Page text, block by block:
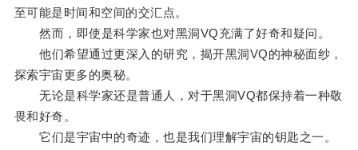
至可能是时间和空间的交汇点。
然而，即使是科学家也对黑洞VQ充满了好奇和疑问。
他们希望通过更深入的研究，揭开黑洞VQ的神秘面纱，
探索宇宙更多的奥秘。
无论是科学家还是普通人，对于黑洞VQ都保持着一种敬
畏和好奇。
它们是宇宙中的奇迹，也是我们理解宇宙的钥匙之一。